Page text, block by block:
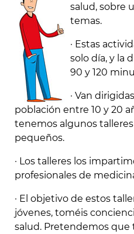
salud, sobre
temas.
· Estas
solo día, y la
90 y 120
· Van
población entre 10 y 20
tenemos algunos
pequeños.
· Los talleres los
profesionales de
· El objetivo de estos
jóvenes, toméis
salud. Pretendemos